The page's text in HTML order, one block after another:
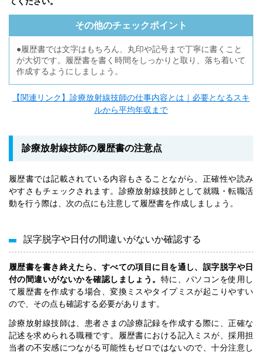
その他のチェックポイント
●履歴書では文字はもちろん、丸印や記号まで丁寧に書くこと
が大切です。履歴書を書く時間をしっかりと取り、落ち着いて
作成するようにしましょう。
【関連リンク】診療放射線技師の仕事内容とは｜必要となるスキ
ルから平均年収まで
診療放射線技師の履歴書の注意点
履歴書では記載されている内容もさることながら、正確性や読み
やすさもチェックされます。診療放射線技師として就職・転職活
動を行う際は、次の点にも注意して履歴書を作成しましょう。
誤字脱字や日付の間違いがないか確認する
履歴書を書き終えたら、すべての項目に目を通し、誤字脱字や日
付の間違いがないかを確認しましょう。 特に、パソコンを使用し
て履歴書を作成する場合、変換ミスやタイプミスが起こりやすい
ので、その点も確認する必要があります。
診療放射線技師は、患者さまの診療記録を作成する際に、正確な
記述を求められる職種です。履歴書における記入ミスが、採用担
当者の不安感につながる可能性もゼロではないので、十分注意し